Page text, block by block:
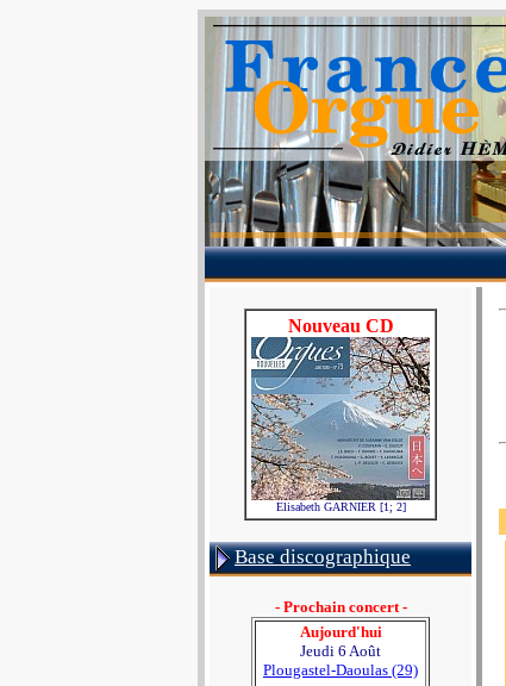
Nouveau CD
Elisabeth GARNIER [1; 2]
Base discographique
- Prochain concert -
Aujourd'hui
Jeudi 6 Août
Plougastel-Daoulas (29)